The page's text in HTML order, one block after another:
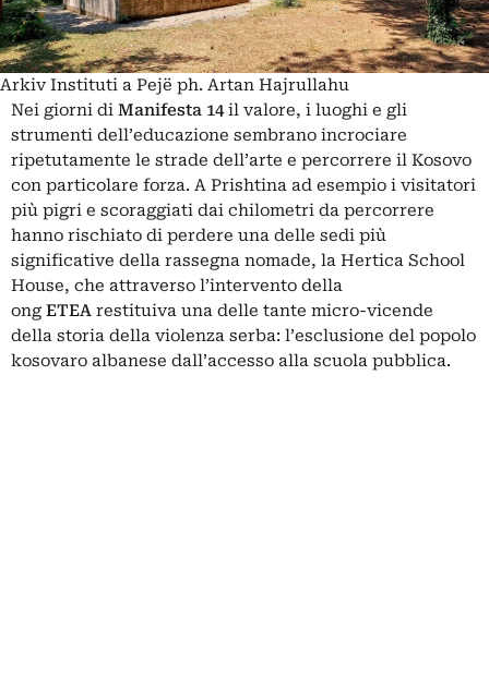
Arkiv Instituti a Pejë ph. Artan Hajrullahu
Nei giorni di Manifesta 14il valore, i luoghi e gli
strumenti dell’educazione sembrano incrociare
ripetutamente le strade dell’arte e percorrere il Kosovo
con particolare forza. A Prishtina ad esempio i visitatori
più pigri e scoraggiati dai chilometri da percorrere
hanno rischiato di perdere una delle sedi più
significative della rassegna nomade, la Hertica School
House, che attraverso l’intervento della
ongETEA restituiva una delle tante micro-vicende
della storia della violenza serba: l’esclusione del popolo
kosovaro albanese dall’accesso alla scuola pubblica.